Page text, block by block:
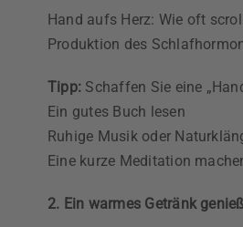
Hand aufs Herz: Wie oft
Produktion des
Tipp: Schaffen Sie eine
Ein gutes Buch lesen
Ruhige Musik oder
Eine kurze Meditation
2. Ein warmes Getränk